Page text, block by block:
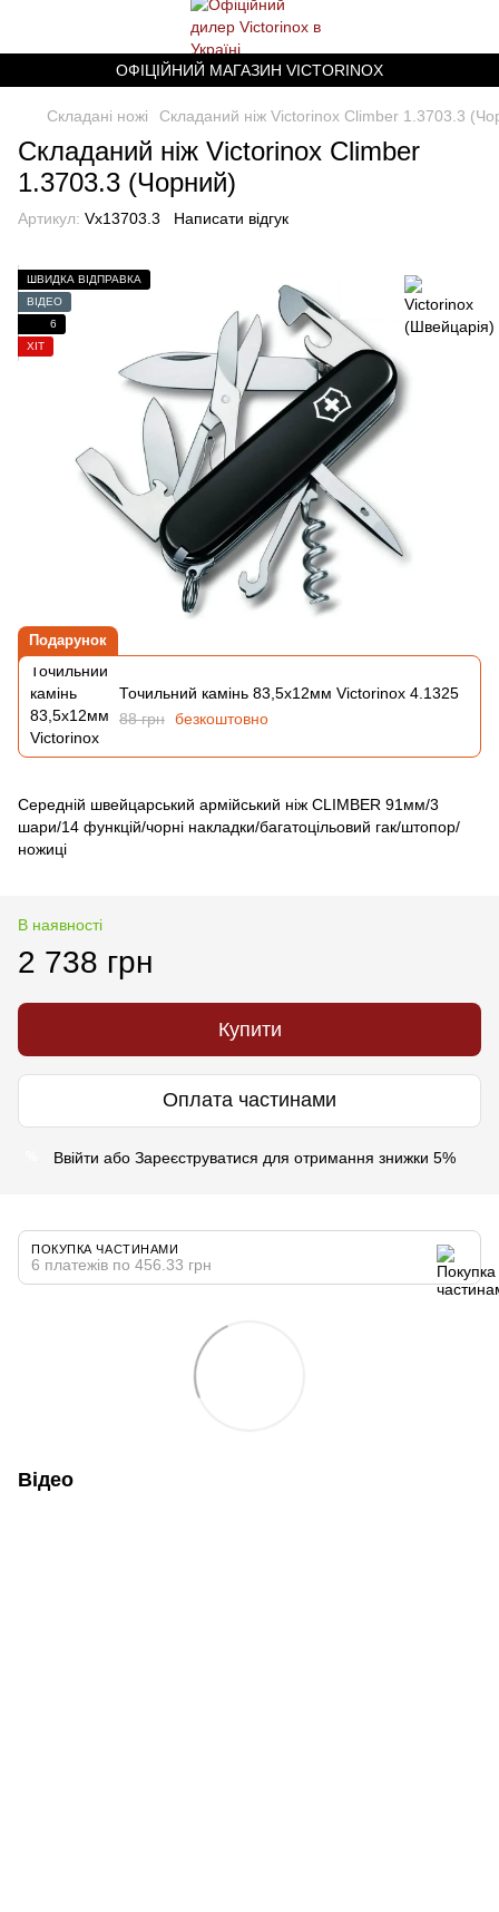
ОФІЦІЙНИЙ МАГАЗИН VICTORINOX
Складані ножі Складаний ніж Victorinox Climber 1.3703.3
Складаний ніж Victorinox Climber
1.3703.3 (Чорний)
Артикул: Vx13703.3 Написати відгук
ШВИДКА ВІДПРАВКА
ВІДЕО
6
ХІТ
Подарунок
Точильний камінь 83,5х12мм Victorinox 4.1325
88 грн безкоштовно
Середній швейцарський армійський ніж CLIMBER 91мм/3
шари/14 функцій/чорні накладки/багатоцільовий гак/штопор/
ножиці
В наявності
2 738 грн
Купити
Оплата частинами
Ввійти або Зареєструватися для отримання знижки 5%
ПОКУПКА ЧАСТИНАМИ
6 платежів по 456.33 грн
Відео